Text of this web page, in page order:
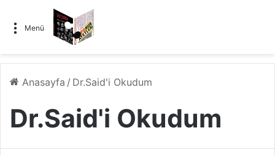
Menü
Anasayfa / Dr.Said'i Okudum
Dr.Said'i Okudum